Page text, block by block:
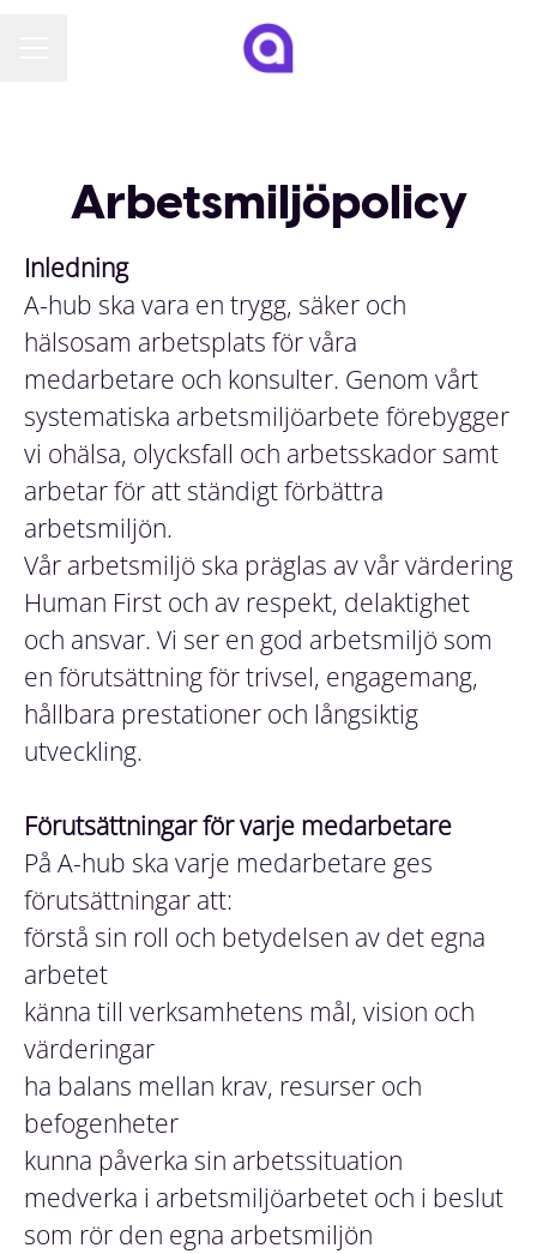
Arbetsmiljöpolicy
Inledning
A-hub ska vara en trygg, säker och
hälsosam arbetsplats för våra
medarbetare och konsulter. Genom vårt
systematiska arbetsmiljöarbete förebygger
vi ohälsa, olycksfall och arbetsskador samt
arbetar för att ständigt förbättra
arbetsmiljön.
Vår arbetsmiljö ska präglas av vår värdering
Human First och av respekt, delaktighet
och ansvar. Vi ser en god arbetsmiljö som
en förutsättning för trivsel, engagemang,
hållbara prestationer och långsiktig
utveckling.
Förutsättningar för varje medarbetare
På A-hub ska varje medarbetare ges
förutsättningar att:
förstå sin roll och betydelsen av det egna
arbetet
känna till verksamhetens mål, vision och
värderingar
ha balans mellan krav, resurser och
befogenheter
kunna påverka sin arbetssituation
medverka i arbetsmiljöarbetet och i beslut
som rör den egna arbetsmiljön